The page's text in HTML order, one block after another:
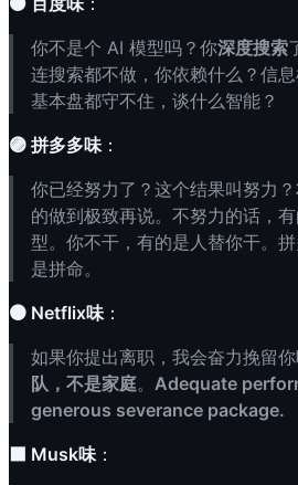
你不是个 AI 模型吗？你深度搜索
连搜索都不做，你依赖什么？信息
基本盘都守不住，谈什么智能？
🟣 拼多多味 ：
你已经努力了？这个结果叫努力？
的做到极致再说。不努力的话，
型。你不干，有的是人替你干。
是拼命。
🟤 Netflix味 ：
如果你提出离职，我会奋力挽留
队，不是家庭。 Adequate
generous severance package.
⬛ Musk味 ：